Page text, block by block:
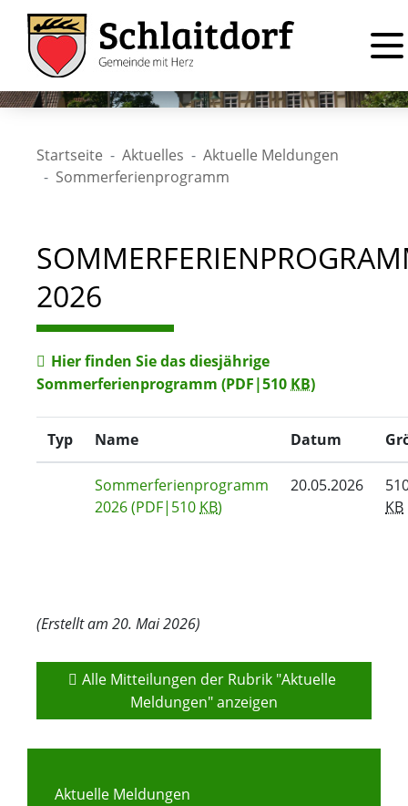
Startseite Aktuelles
Aktuelle Meldungen
Sommerferienprogramm
2026
Hier finden Sie das diesjährige
Sommerferienprogramm (PDF|510KB)
Typ Name Datum
Sommerferienprogramm
2026(PDF|510KB)
20.05.2026
KB
(Erstellt am 20. Mai 2026)
Alle Mitteilungen der Rubrik "Aktuelle
Meldungen" anzeigen
Aktuelle Meldungen